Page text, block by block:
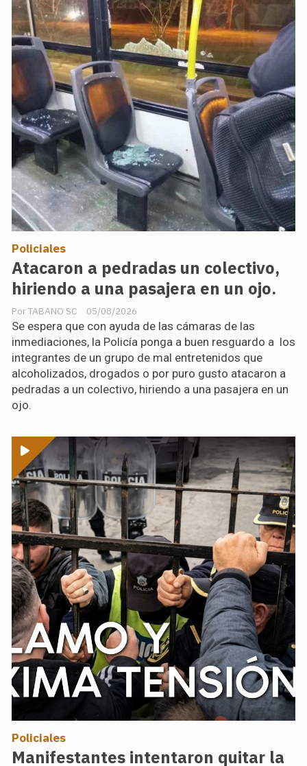
Atacaron a pedradas un colectivo,
hiriendo a una pasajera en un ojo.
TABANO SC
Policiales
05/08/2026
Se espera que con ayuda de las cámaras de las
inmediaciones, la Policía ponga a buen resguardo a los
integrantes de un grupo de mal entretenidos que
alcoholizados, drogados o por puro gusto atacaron a
pedradas a un colectivo, hiriendo a una pasajera en un
ojo.
Manifestantes intentaron quitar la
Policiales